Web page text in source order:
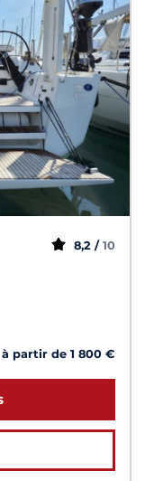
8,2 / 10
à partir de 1 800 €